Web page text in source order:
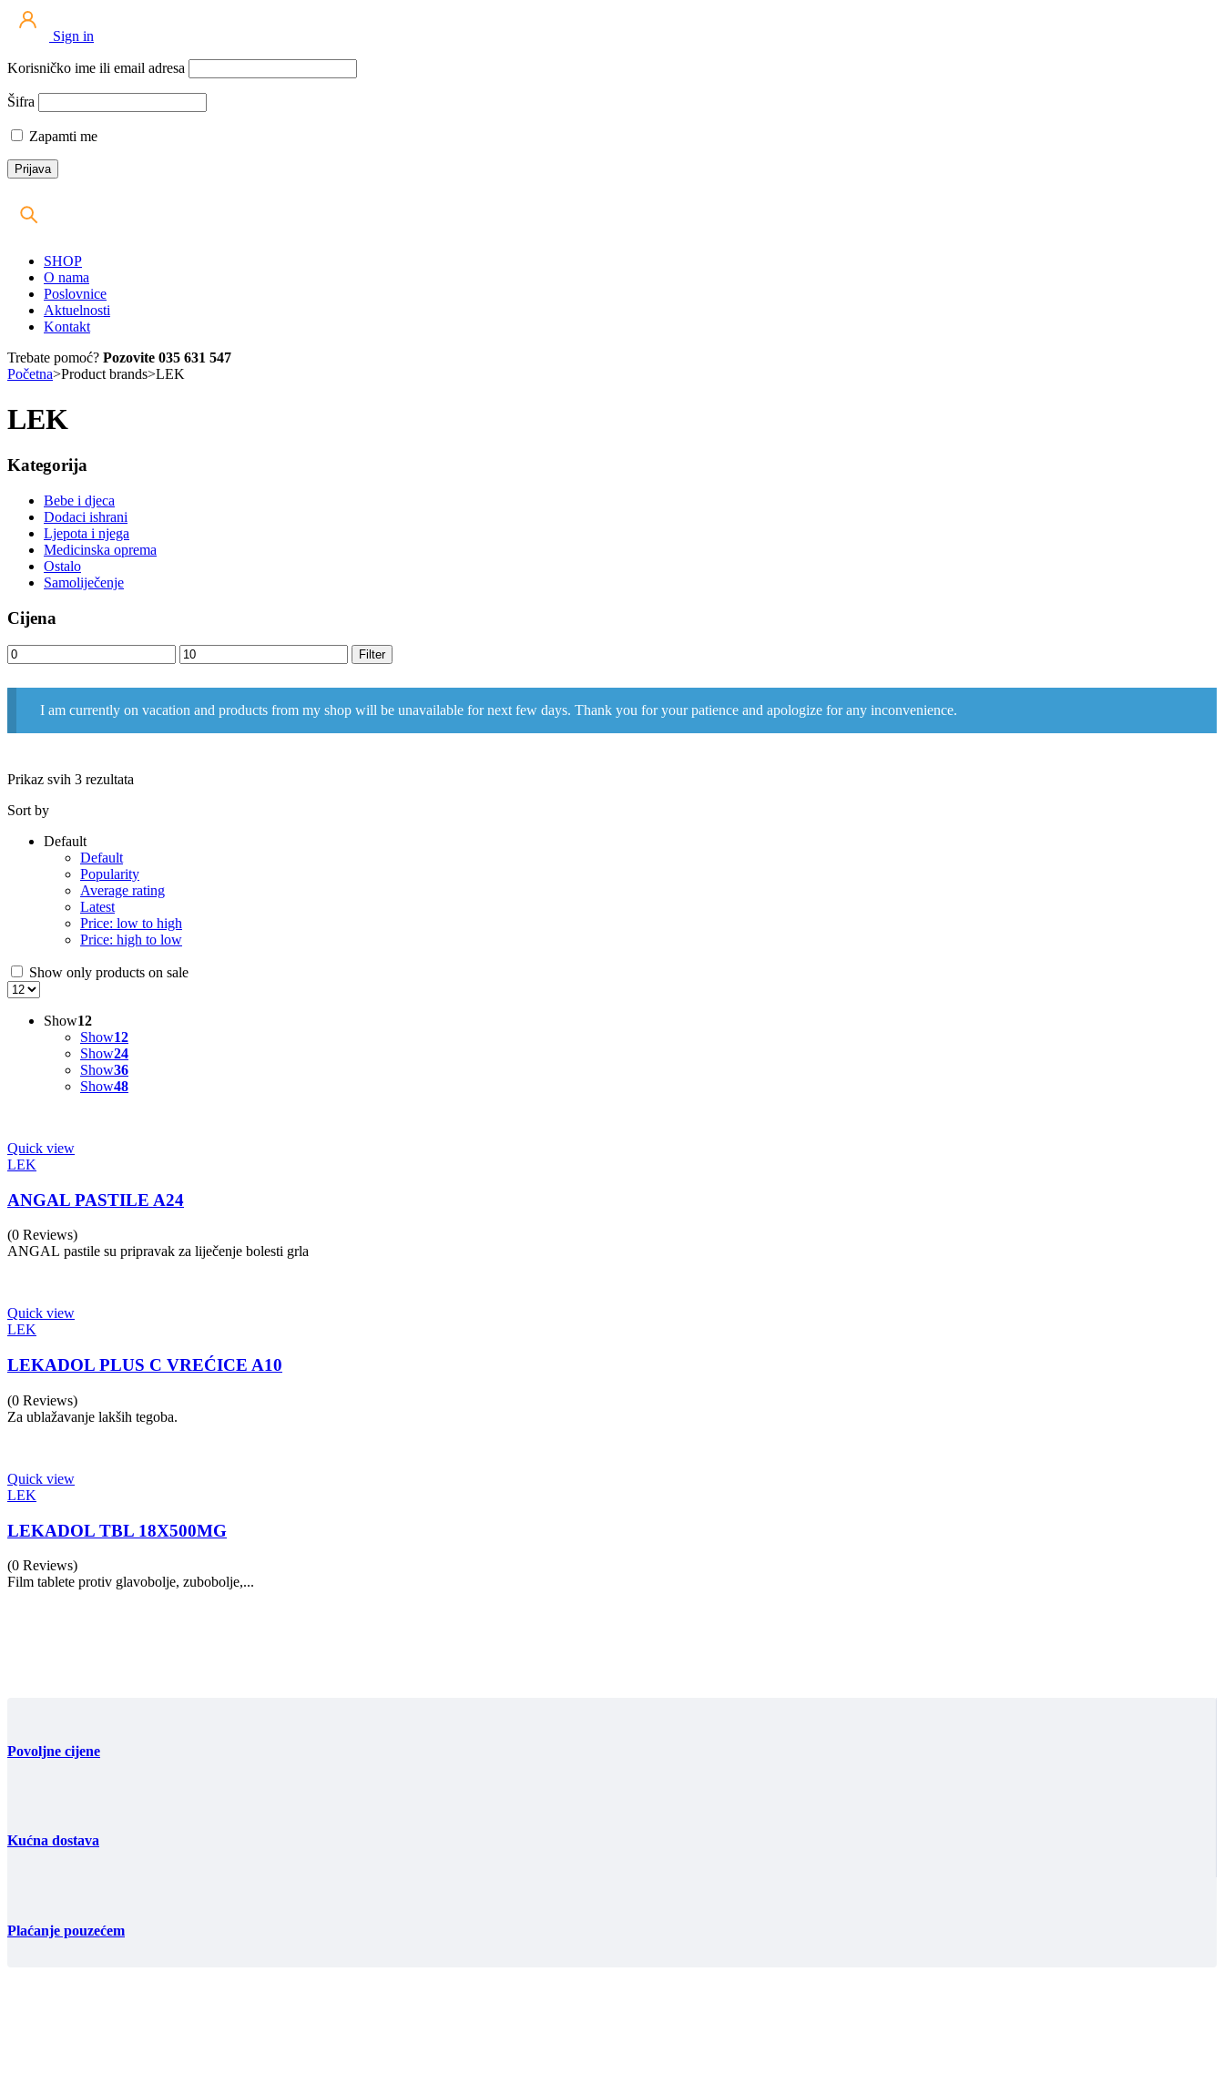
Sign in
Korisničko ime ili email adresa
Šifra
Zapamti me
SHOP
O nama
Poslovnice
Aktuelnosti
Kontakt
Trebate pomoć? Pozovite 035 631 547
Početna>Product brands>LEK
LEK
Kategorija
Bebe i djeca
Dodaci ishrani
Ljepota i njega
Medicinska oprema
Ostalo
Samoliječenje
Cijena
Minimalna
cijena
Maksimalna
cijena
Filter
I am currently on vacation and products from my shop will be unavailable for next few days. Thank you for your patience and apologize for any inconvenience.
Prikaz svih 3 rezultata
Sort by
Default
Default
Popularity
Average rating
Latest
Price: low to high
Price: high to low
Show only products on sale
Show12
Show12
Show24
Show36
Show48
Quick view
LEK
ANGAL PASTILE A24
(0 Reviews)
ANGAL pastile su pripravak za liječenje bolesti grla
Quick view
LEK
LEKADOL PLUS C VREĆICE A10
(0 Reviews)
Za ublažavanje lakših tegoba.
Quick view
LEK
LEKADOL TBL 18X500MG
(0 Reviews)
Film tablete protiv glavobolje, zubobolje,...
Povoljne cijene
Kućna dostava
Plaćanje pouzećem